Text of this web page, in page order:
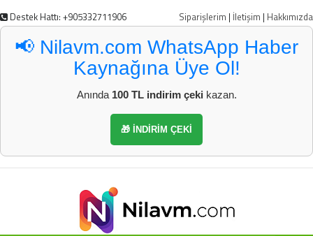
Destek Hattı: +905332711906 Siparişlerim | İletişim | Hakkımızda
📢 Nilavm.com WhatsApp Haber
Kaynağına Üye Ol!
Anında 100 TL indirim çeki kazan.
🎁 İNDİRİM ÇEKİ